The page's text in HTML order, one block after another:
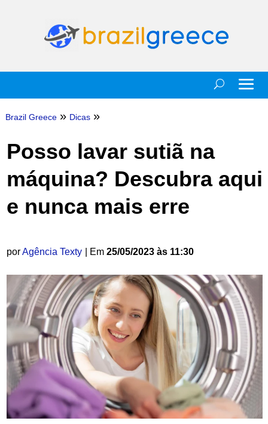
Brazil Greece » Dicas »
Posso lavar sutiã na
máquina? Descubra aqui
e nunca mais erre
porAgência Texty | Em 25/05/2023 às 11:30